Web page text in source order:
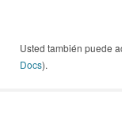
Usted también puede
Docs).